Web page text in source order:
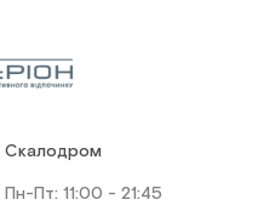
Скалодром
Пн-Пт: 11:00 - 21:45